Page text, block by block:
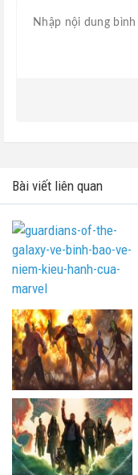
Bài viết liên quan